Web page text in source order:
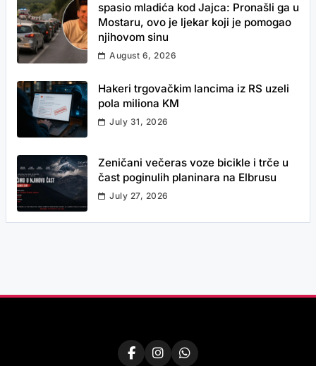
spasio mladića kod Jajca: Pronašli ga u
Mostaru, ovo je ljekar koji je pomogao
njihovom sinu
August 6, 2026
Hakeri trgovačkim lancima iz RS uzeli
pola miliona KM
July 31, 2026
Zeničani večeras voze bicikle i trče u
čast poginulih planinara na Elbrusu
July 27, 2026